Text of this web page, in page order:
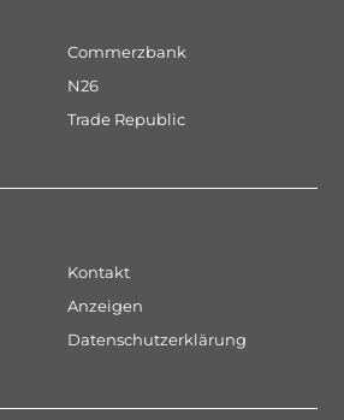
Commerzbank
N26
Trade Republic
Kontakt
Anzeigen
Datenschutzerklärung